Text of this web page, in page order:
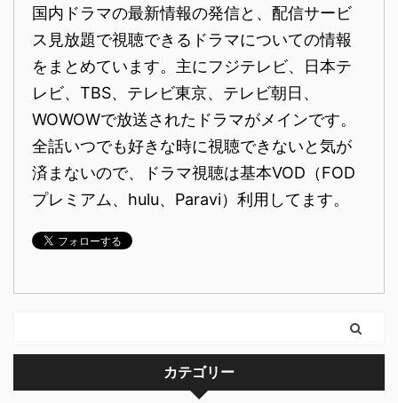
国内ドラマの最新情報の発信と、配信サービ
ス見放題で視聴できるドラマについての情報
をまとめています。主にフジテレビ、日本テ
レビ、TBS、テレビ東京、テレビ朝日、
WOWOWで放送されたドラマがメインです。
全話いつでも好きな時に視聴できないと気が
済まないので、ドラマ視聴は基本VOD（FOD
プレミアム、hulu、Paravi）利用してます。
カテゴリー